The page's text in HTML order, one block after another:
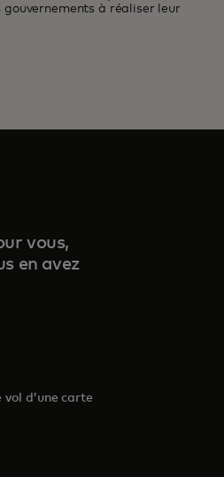
gouvernements à réaliser leur
vous,
en avez
d’une carte